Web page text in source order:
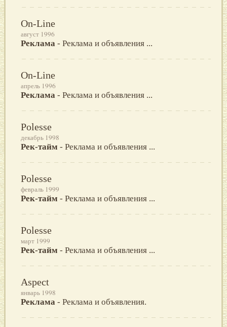
On-Line
август 1996
Реклама - Реклама и объявления ...
On-Line
апрель 1996
Реклама - Реклама и объявления ...
Polesse
декабрь 1998
Рек-тайм - Реклама и объявления ...
Polesse
февраль 1999
Рек-тайм - Реклама и объявления ...
Polesse
март 1999
Рек-тайм - Реклама и объявления ...
Aspect
январь 1998
Реклама - Реклама и объявления.